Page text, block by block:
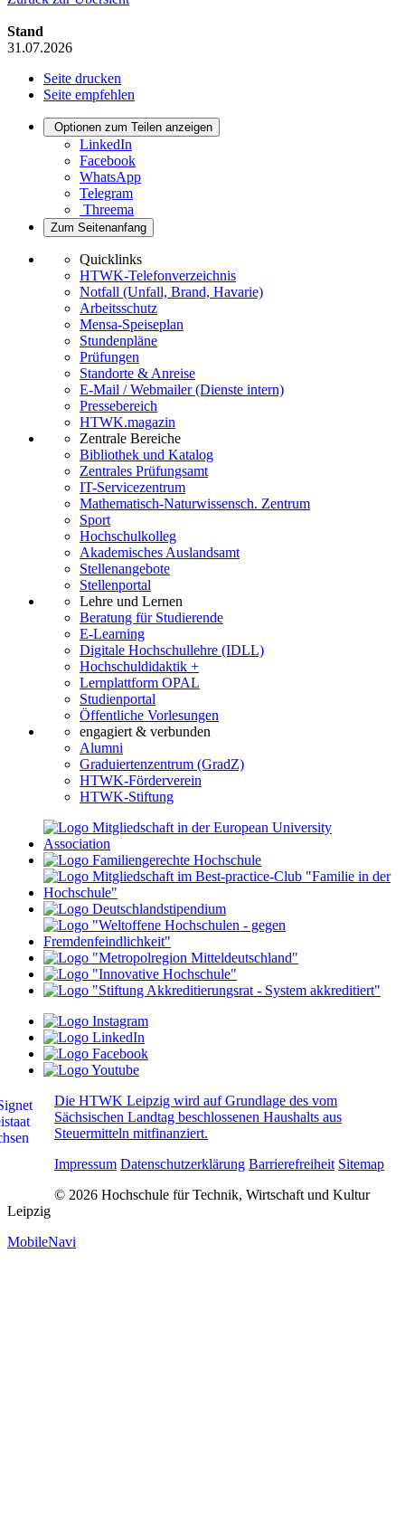
Stand
31.07.2026
Seite drucken
Seite empfehlen
Optionen zum Teilen anzeigen
LinkedIn
Facebook
WhatsApp
Telegram
Threema
Zum Seitenanfang
Quicklinks
HTWK-Telefonverzeichnis
Notfall (Unfall, Brand, Havarie)
Arbeitsschutz
Mensa-Speiseplan
Stundenpläne
Prüfungen
Standorte & Anreise
E-Mail / Webmailer (Dienste intern)
Pressebereich
HTWK.magazin
Zentrale Bereiche
Bibliothek und Katalog
Zentrales Prüfungsamt
IT-Servicezentrum
Mathematisch-Naturwissensch. Zentrum
Sport
Hochschulkolleg
Akademisches Auslandsamt
Stellenangebote
Stellenportal
Lehre und Lernen
Beratung für Studierende
E-Learning
Digitale Hochschullehre (IDLL)
Hochschuldidaktik +
Lernplattform OPAL
Studienportal
Öffentliche Vorlesungen
engagiert & verbunden
Alumni
Graduiertenzentrum (GradZ)
HTWK-Förderverein
HTWK-Stiftung
Die HTWK Leipzig wird auf Grundlage des vom
Sächsischen Landtag beschlossenen Haushalts aus
Steuermitteln mitfinanziert.
Impressum Datenschutzerklärung Barrierefreiheit Sitemap
© 2026 Hochschule für Technik, Wirtschaft und Kultur
Leipzig
MobileNavi